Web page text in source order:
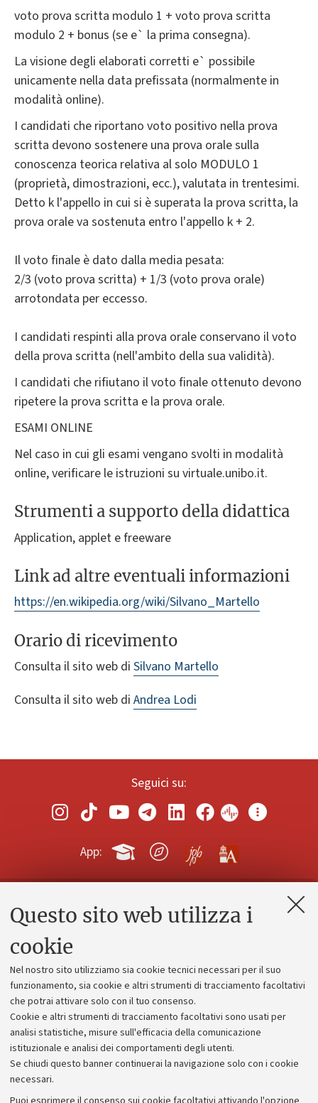
Questo sito web utilizza i
cookie
Nel nostro sito utilizziamo sia cookie tecnici necessari per il suo
funzionamento, sia cookie e altri strumenti di tracciamento facoltativi
che potrai attivare solo con il tuo consenso.
Cookie e altri strumenti di tracciamento facoltativi sono usati per
analisi statistiche, misure sull'efficacia della comunicazione
istituzionale e analisi dei comportamenti degli utenti.
Se chiudi questo banner continuerai la navigazione solo con i cookie
necessari.
voto prova scritta modulo 1 + voto prova scritta
modulo 2 + bonus (se e` la prima consegna).
La visione degli elaborati corretti e` possibile
unicamente nella data prefissata (normalmente in
modalità online).
I candidati che riportano voto positivo nella prova
scritta devono sostenere una prova orale sulla
conoscenza teorica relativa al solo MODULO 1
(proprietà, dimostrazioni, ecc.), valutata in trentesimi.
Detto k l'appello in cui si è superata la prova scritta, la
prova orale va sostenuta entro l'appello k + 2.
Il voto finale è dato dalla media pesata:
2/3 (voto prova scritta) + 1/3 (voto prova orale)
arrotondata per eccesso.
I candidati respinti alla prova orale conservano il voto
della prova scritta (nell'ambito della sua validità).
I candidati che rifiutano il voto finale ottenuto devono
ripetere la prova scritta e la prova orale.
ESAMI ONLINE
Nel caso in cui gli esami vengano svolti in modalità
online, verificare le istruzioni su virtuale.unibo.it.
Strumenti a supporto della didattica
Application, applet e freeware
Link ad altre eventuali informazioni
https://en.wikipedia.org/wiki/Silvano_Martello
Orario di ricevimento
Consulta il sito web di Silvano Martello
Consulta il sito web di Andrea Lodi
Seguici su:
App:
Contatti e PEC
Alumni community
Piano strategico
Bilanci
Donazioni e 5x1000
Bandi, gare e concorsi